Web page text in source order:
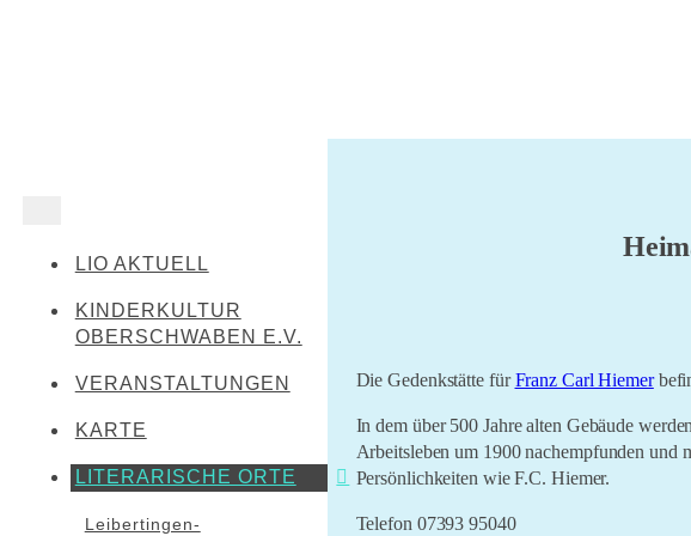
LIO AKTUELL
KINDERKULTUR
OBERSCHWABEN E.V.
VERANSTALTUNGEN
KARTE
LITERARISCHE ORTE
Leibertingen-
Die Gedenkstätte fürFranz Carl Hiemer
In dem über 500 Jahre alten Gebäude
Arbeitsleben um 1900 nachempfunden und
Persönlichkeiten wie F.C. Hiemer.
Telefon 07393 95040